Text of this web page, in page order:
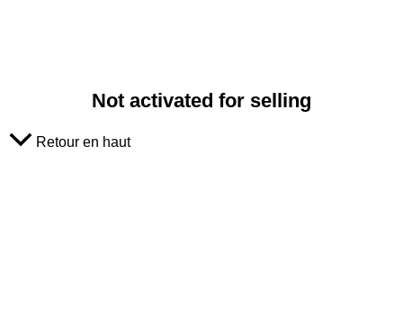
Not activated for selling
Retour en haut